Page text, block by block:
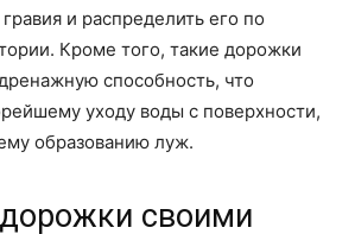
и распределить его по
Кроме того, такие дорожки
способность, что
уходу воды с поверхности,
образованию луж.
своими